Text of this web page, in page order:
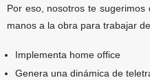
Por eso, nosotros te
manos a la obra para trabajar
Implementa home office
Genera una dinámica de